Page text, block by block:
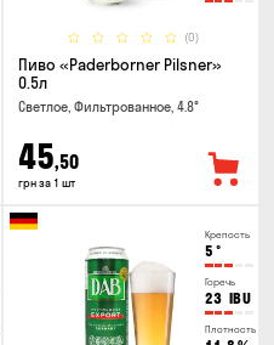
(0)
Пиво «Paderborner Pilsner»
0.5л
Светлое, Фильтрованное, 4.8°
45,50
грн за 1 шт
Крепость
5 °
Горечь
23 IBU
Плотность